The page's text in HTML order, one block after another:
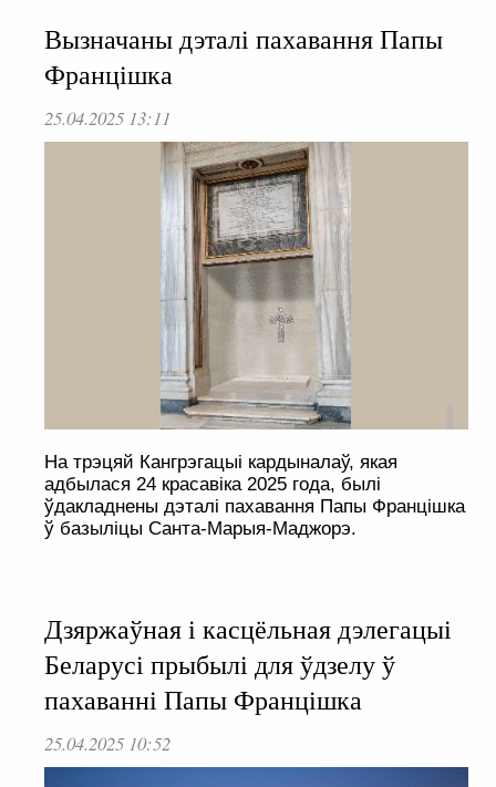
Вызначаны дэталі пахавання Папы
Францішка
25.04.2025 13:11
На трэцяй Кангрэгацыі кардыналаў, якая
адбылася 24 красавіка 2025 года, былі
ўдакладнены дэталі пахавання Папы Францішка
ў базыліцы Санта-Марыя-Маджорэ.
Дзяржаўная і касцёльная дэлегацыі
Беларусі прыбылі для ўдзелу ў
пахаванні Папы Францішка
25.04.2025 10:52